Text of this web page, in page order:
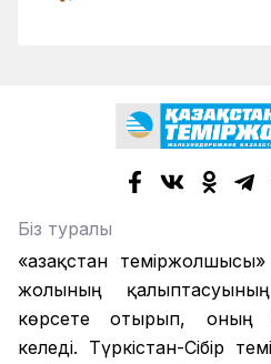
Біз туралы
«Қазақстан теміржолшысы»
жолының
көрсете отырып, оның
келеді. Түркістан-Сібір